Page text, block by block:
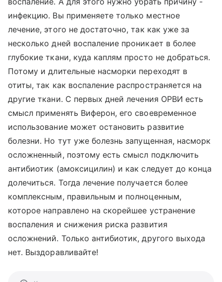
инфекцию. Вы применяете только местное
лечение, этого не достаточно, так как уже за
несколько дней воспаление проникает в более
глубокие ткани, куда каплям просто не добраться.
Потому и длительные насморки переходят в
отиты, так как воспаление распространяется на
другие ткани. С первых дней лечения ОРВИ есть
смысл применять Виферон, его своевременное
использование может остановить развитие
болезни. Но тут уже болезнь запущенная, насморк
осложненный, поэтому есть смысл подключить
антибиотик (амоксицилин) и как следует до конца
долечиться. Тогда лечение получается более
комплексным, правильным и полноценным,
которое направлено на скорейшее устранение
воспаления и снижения риска развития
осложнений. Только антибиотик, другого выхода
нет. Выздоравливайте!